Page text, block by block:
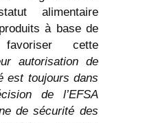
alimentaire
à base de
cette
autorisation de
est toujours dans
de l’EFSA
de sécurité des